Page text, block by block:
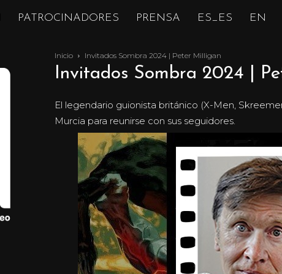
PATROCINADORES PRENSA ES_ES EN
Inicio Invitados Sombra 2024 | Peter Milligan
Invitados Sombra 2024 |
El legendario guionista británico (X-Men,
Murcia para reunirse con sus seguidores.